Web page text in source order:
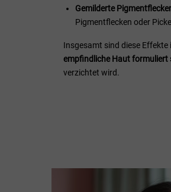
Gemilderte
Pigmentflecken oder
Insgesamt sind diese
empfindliche Haut formuliert
verzichtet wird.